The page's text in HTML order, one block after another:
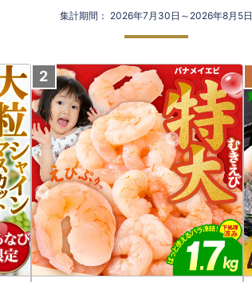
集計期間： 2026年7月30日～2026年8月5日